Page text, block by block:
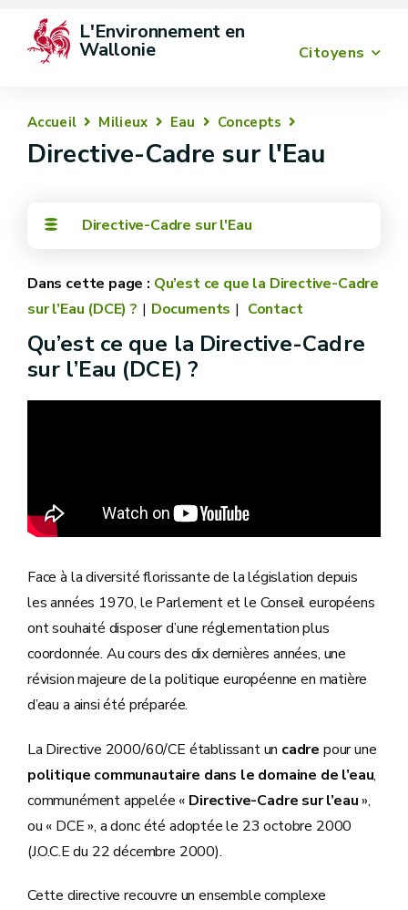
Citoyens
L'Environnement en
Wallonie
Accueil Milieux Eau Concepts
Directive-Cadre sur l'Eau
Directive-Cadre sur l'Eau
Qu’est ce que la Directive-Cadre
sur l’Eau (DCE) ?
Documents Contact
Qu’est ce que la Directive-Cadre
sur l’Eau (DCE) ?
Face à la diversité florissante de la législation depuis
les années 1970, le Parlement et le Conseil européens
ont souhaité disposer d’une réglementation plus
coordonnée. Au cours des dix dernières années, une
révision majeure de la politique européenne en matière
d’eau a ainsi été préparée.
La Directive 2000/60/CE établissant un cadre pour une
politique communautaire dans le domaine de l’eau,
communément appelée « Directive-Cadre sur l’eau»,
ou « DCE », a donc été adoptée le 23 octobre 2000
(J.O.C.E du 22 décembre 2000).
Cette directive recouvre un ensemble complexe